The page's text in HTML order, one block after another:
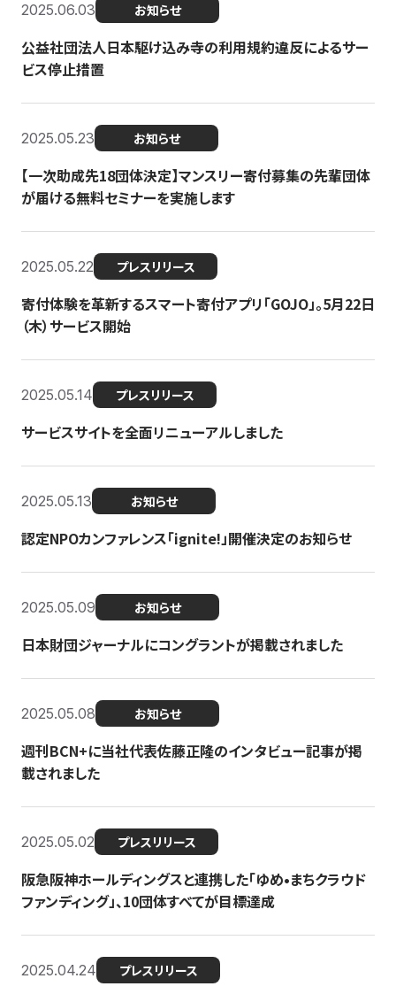
2025.06.03 お知らせ
公益社団法人日本駆け込み寺の利用規約違反によるサー
ビス停止措置
2025.05.23 お知らせ
【一次助成先18団体決定】マンスリー寄付募集の先輩団体
が届ける無料セミナーを実施します
2025.05.22 プレスリリース
寄付体験を革新するスマート寄付アプリ「GOJO」。5月22日
（木）サービス開始
2025.05.14 プレスリリース
サービスサイトを全面リニューアルしました
2025.05.13 お知らせ
認定NPOカンファレンス「ignite!」開催決定のお知らせ
2025.05.09 お知らせ
日本財団ジャーナルにコングラントが掲載されました
2025.05.08 お知らせ
週刊BCN+に当社代表佐藤正隆のインタビュー記事が掲
載されました
2025.05.02 プレスリリース
阪急阪神ホールディングスと連携した「ゆめ•まちクラウド
ファンディング」、10団体すべてが目標達成
2025.04.24 プレスリリース